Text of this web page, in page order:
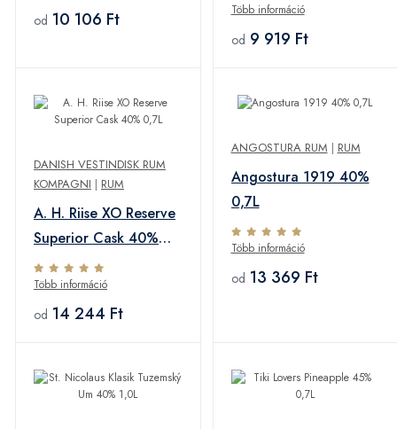
od 10 106 Ft Több információ
od 9 919 Ft
DANISH VESTINDISK RUM
KOMPAGNI | RUM
A. H. Riise XO Reserve
Superior Cask 40%
0,7L
Több információ
od 14 244 Ft
ANGOSTURA RUM | RUM
Angostura 1919 40%
0,7L
Több információ
od 13 369 Ft